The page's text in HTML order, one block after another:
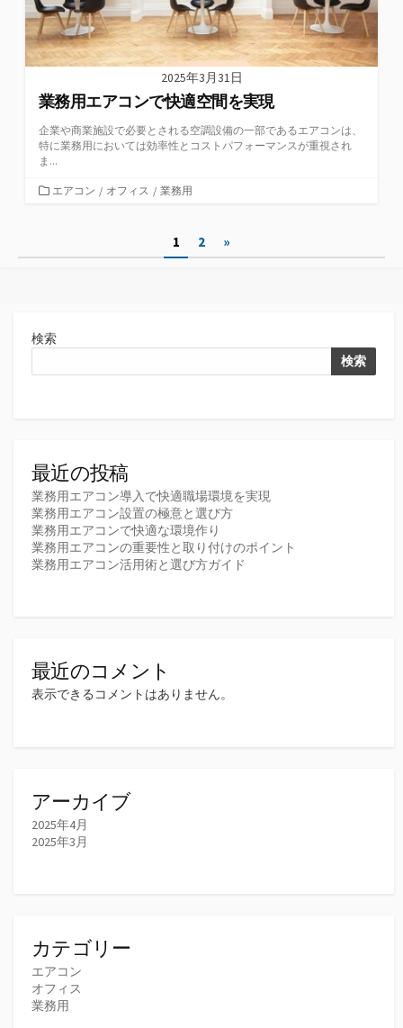
2025年3月31日
業務用エアコンで快適空間を実現
企業や商業施設で必要とされる空調設備の一部であるエアコンは、
特に業務用においては効率性とコストパフォーマンスが重視され
ま...
カ
ー
エアコン / オフィス / 業務用
ペ
り
1 2 »
検索
検索
最近の投稿
業務用エアコン導入で快適職場環境を実現
業務用エアコン設置の極意と選び方
業務用エアコンで快適な環境作り
業務用エアコンの重要性と取り付けのポイント
業務用エアコン活用術と選び方ガイド
最近のコメント
表示できるコメントはありません。
アーカイブ
2025年4月
2025年3月
カテゴリー
エアコン
オフィス
業務用